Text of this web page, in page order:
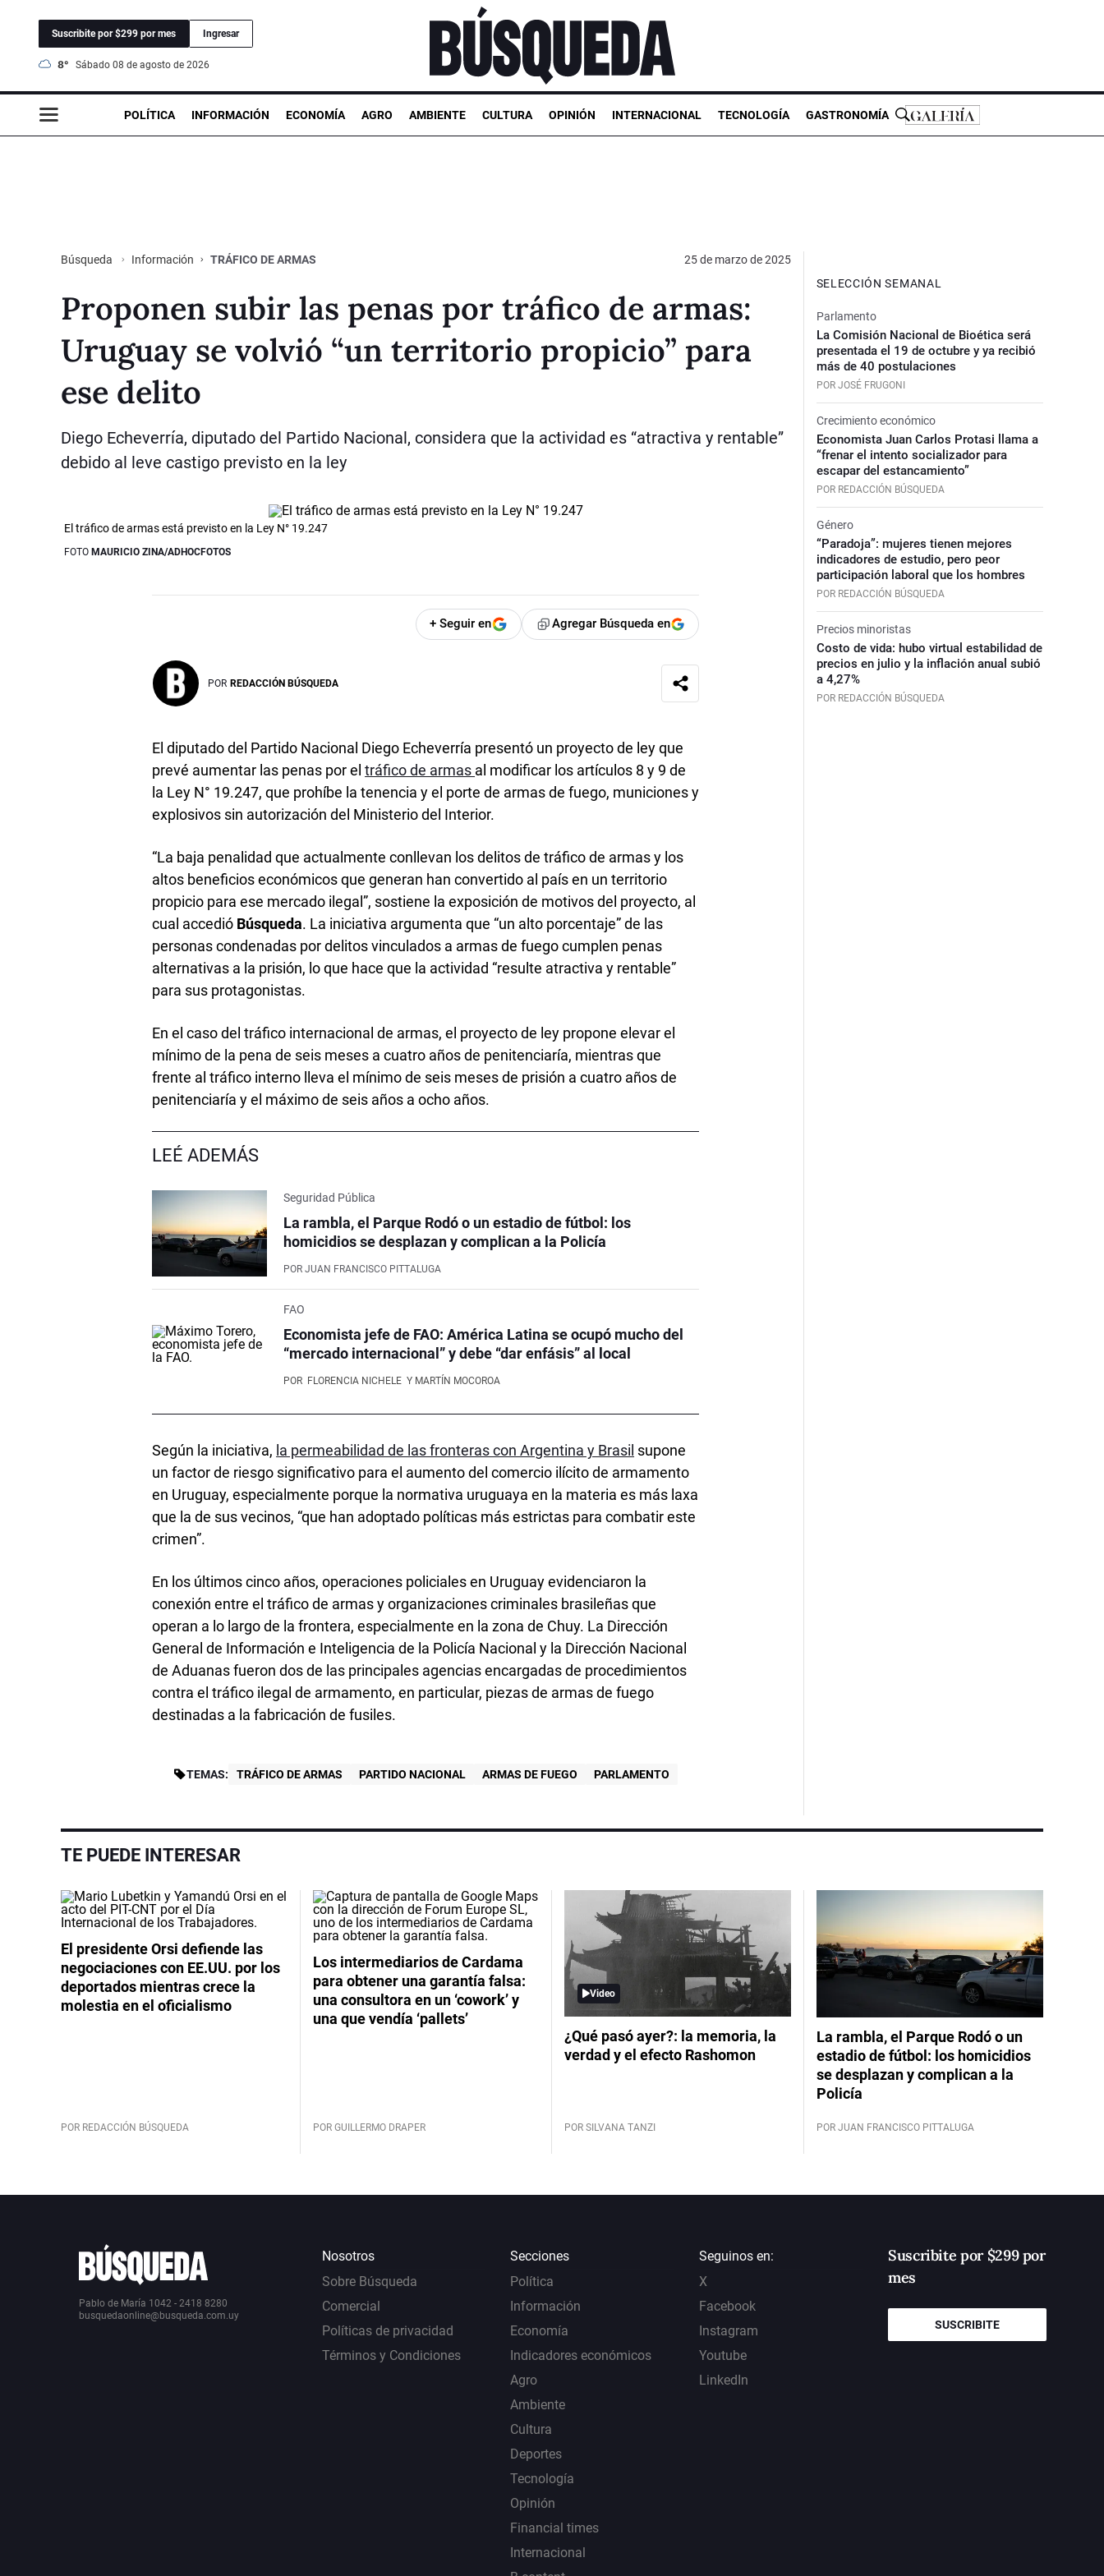
Suscribite por $299 por mes Ingresar
8° sábado 08 de agosto de 2026
POLÍTICA INFORMACIÓN ECONOMÍA AGRO AMBIENTE CULTURA OPINIÓN INTERNACIONAL TECNOLOGÍA GASTRONOMÍA
Búsqueda Información TRÁFICO DE ARMAS 25 de marzo de 2025
Proponen subir las penas por tráfico de armas:
Uruguay se volvió “un territorio propicio” para
ese delito
Diego Echeverría, diputado del Partido Nacional, considera que la actividad es “atractiva y rentable”
debido al leve castigo previsto en la ley
El tráfico de armas está previsto en la Ley N° 19.247
FOTO MAURICIO ZINA/ADHOCFOTOS
+ Seguir en Agregar Búsqueda en
POR REDACCIÓN BÚSQUEDA
El diputado del Partido Nacional Diego Echeverría presentó un proyecto de ley que
prevé aumentar las penas por eltráfico de armas al modificar los artículos 8 y 9 de
la Ley N° 19.247, que prohíbe la tenencia y el porte de armas de fuego, municiones y
explosivos sin autorización del Ministerio del Interior.
“La baja penalidad que actualmente conllevan los delitos de tráfico de armas y los
altos beneficios económicos que generan han convertido al país en un territorio
propicio para ese mercado ilegal”, sostiene la exposición de motivos del proyecto, al
cual accedió Búsqueda. La iniciativa argumenta que “un alto porcentaje” de las
personas condenadas por delitos vinculados a armas de fuego cumplen penas
alternativas a la prisión, lo que hace que la actividad “resulte atractiva y rentable”
para sus protagonistas.
En el caso del tráfico internacional de armas, el proyecto de ley propone elevar el
mínimo de la pena de seis meses a cuatro años de penitenciaría, mientras que
frente al tráfico interno lleva el mínimo de seis meses de prisión a cuatro años de
penitenciaría y el máximo de seis años a ocho años.
LEÉ ADEMÁS
Seguridad Pública
La rambla, el Parque Rodó o un estadio de fútbol: los
homicidios se desplazan y complican a la Policía
POR JUAN FRANCISCO PITTALUGA
FAO
Economista jefe de FAO: América Latina se ocupó mucho del
“mercado internacional” y debe “dar enfásis” al local
POR FLORENCIA NICHELE Y MARTÍN MOCOROA
Según la iniciativa, la permeabilidad de las fronteras con Argentina y Brasil supone
un factor de riesgo significativo para el aumento del comercio ilícito de armamento
en Uruguay, especialmente porque la normativa uruguaya en la materia es más laxa
que la de sus vecinos, “que han adoptado políticas más estrictas para combatir este
crimen”.
En los últimos cinco años, operaciones policiales en Uruguay evidenciaron la
conexión entre el tráfico de armas y organizaciones criminales brasileñas que
operan a lo largo de la frontera, especialmente en la zona de Chuy. La Dirección
General de Información e Inteligencia de la Policía Nacional y la Dirección Nacional
de Aduanas fueron dos de las principales agencias encargadas de procedimientos
contra el tráfico ilegal de armamento, en particular, piezas de armas de fuego
destinadas a la fabricación de fusiles.
TEMAS: TRÁFICO DE ARMAS PARTIDO NACIONAL ARMAS DE FUEGO PARLAMENTO
SELECCIÓN SEMANAL
Parlamento
La Comisión Nacional de Bioética será
presentada el 19 de octubre y ya recibió
más de 40 postulaciones
POR JOSÉ FRUGONI
Crecimiento económico
Economista Juan Carlos Protasi llama a
“frenar el intento socializador para
escapar del estancamiento”
POR REDACCIÓN BÚSQUEDA
Género
“Paradoja”: mujeres tienen mejores
indicadores de estudio, pero peor
participación laboral que los hombres
POR REDACCIÓN BÚSQUEDA
Precios minoristas
Costo de vida: hubo virtual estabilidad de
precios en julio y la inflación anual subió
a 4,27%
POR REDACCIÓN BÚSQUEDA
TE PUEDE INTERESAR
El presidente Orsi defiende las
negociaciones con EE.UU. por los
deportados mientras crece la
molestia en el oficialismo
POR REDACCIÓN BÚSQUEDA
Los intermediarios de Cardama
para obtener una garantía falsa:
una consultora en un ‘cowork’ y
una que vendía ‘pallets’
POR GUILLERMO DRAPER
Video
¿Qué pasó ayer?: la memoria, la
verdad y el efecto Rashomon
POR SILVANA TANZI
La rambla, el Parque Rodó o un
estadio de fútbol: los homicidios
se desplazan y complican a la
Policía
POR JUAN FRANCISCO PITTALUGA
Pablo de María 1042 - 2418 8280
busquedaonline@busqueda.com.uy
Nosotros
Sobre Búsqueda
Comercial
Políticas de privacidad
Términos y Condiciones
Secciones
Política
Información
Economía
Indicadores económicos
Agro
Ambiente
Cultura
Deportes
Tecnología
Opinión
Financial times
Internacional
Seguinos en:
X
Facebook
Instagram
Youtube
LinkedIn
Suscribite por $299 por
mes
SUSCRIBITE